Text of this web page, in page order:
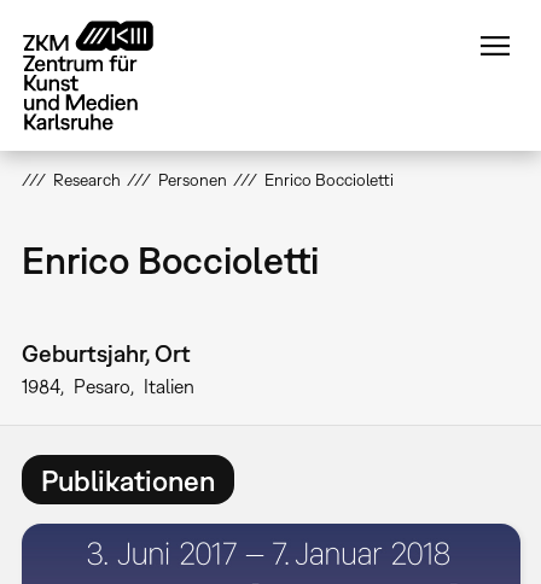
zum
Inhalt
Research Personen Enrico Boccioletti
Enrico Boccioletti
Geburtsjahr, Ort
1984 Pesaro Italien
Publikationen